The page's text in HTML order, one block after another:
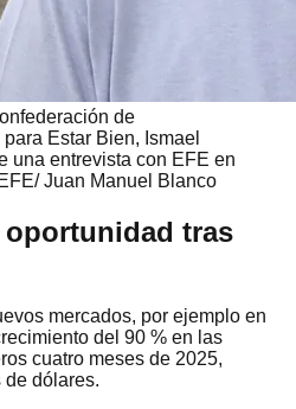
de
Estar Bien, Ismael
una entrevista con EFE en
Juan Manuel Blanco
tras
mercados, por ejemplo en
del 90 % en las
cuatro meses de 2025,
dólares.